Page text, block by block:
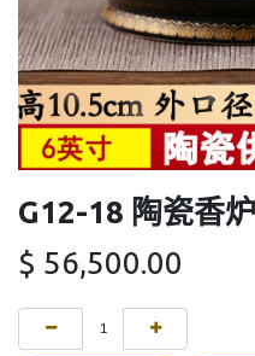
G12-18 陶瓷香
$ 56,500.00